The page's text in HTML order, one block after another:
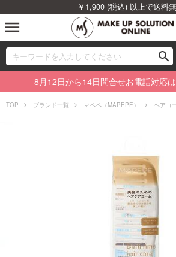
￥1,900 (税込) 以上で送料
menu
search
00 ブランドから探す
カテゴリから探す
ビューティジャーナルから探す
8月12日から14日問合せお電話対応
TOP ブランド一覧 マペペ（MAPEPE） ヘアコ